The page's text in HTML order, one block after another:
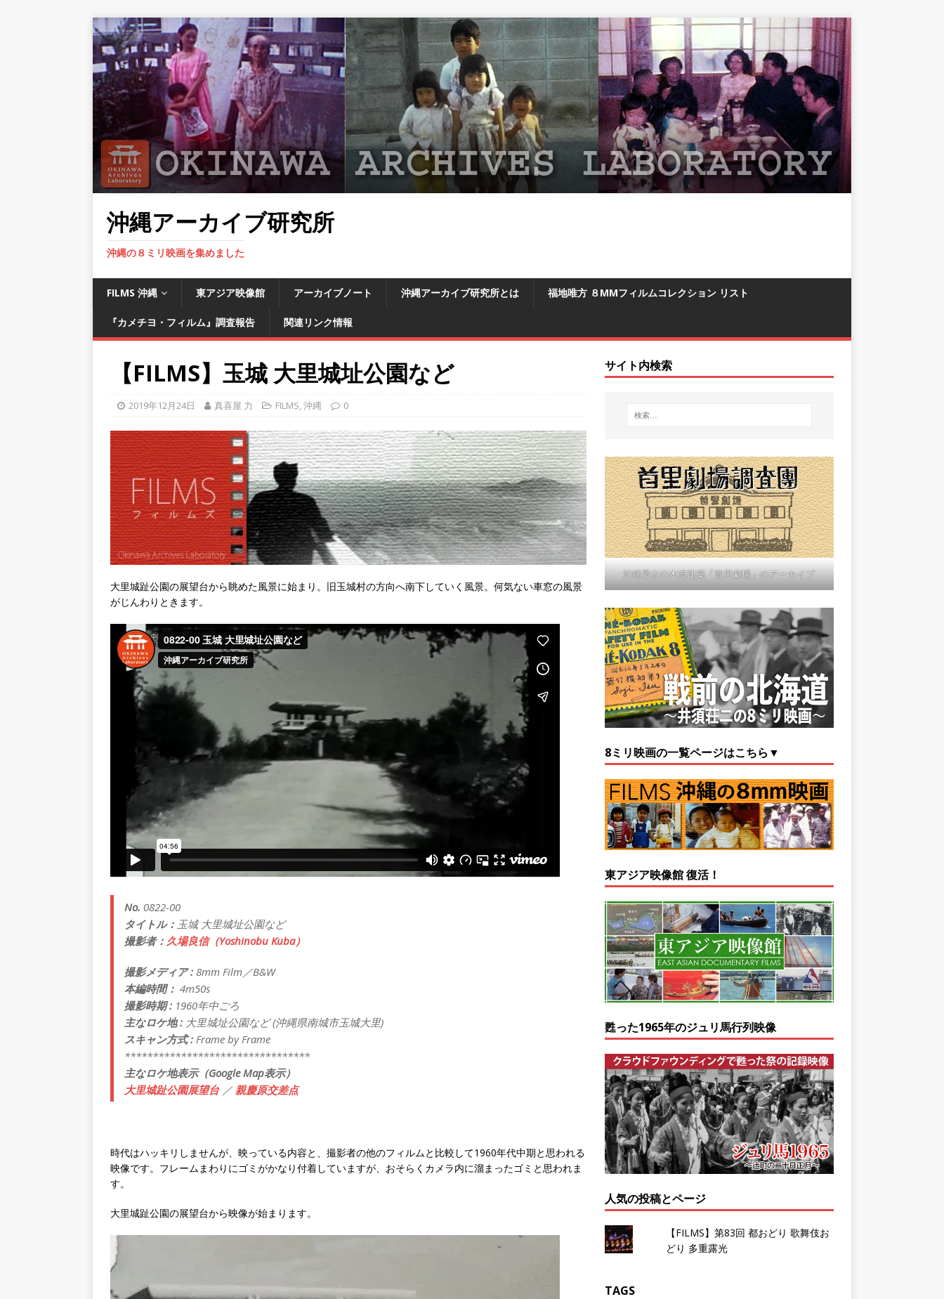
沖縄アーカイブ研究所
沖縄の８ミリ映画を集めました
FILMS 沖縄 東アジア映像館 アーカイブノート 沖縄アーカイブ研究所とは 福地唯方 ８MMフィルムコレクション リスト
『カメチヨ・フィルム』調査報告 関連リンク情報
【FILMS】玉城 大里城址公園など
2019年12月24日 真喜屋 力 FILMS,沖縄 0
大里城趾公園の展望台から眺めた風景に始まり。旧玉城村の方向へ南下していく風景。何気ない車窓の風景
がじんわりときます。
No. 0822-00
タイトル： 玉城 大里城址公園など
撮影者： 久場良信（Yoshinobu Kuba）
撮影メディア : 8mm Film／B&W
本編時間： 4m50s
撮影時期 : 1960年中ごろ
主なロケ地 : 大里城址公園など (沖縄県南城市玉城大里)
スキャン方式 : Frame by Frame
*********************************
主なロケ地表示（Google Map表示）
大里城趾公園展望台／ 親慶原交差点
時代はハッキリしませんが、映っている内容と、撮影者の他のフィルムと比較して1960年代中期と思われる
映像です。フレームまわりにゴミがかなり付着していますが、おそらくカメラ内に溜まったゴミと思われま
す。
大里城趾公園の展望台から映像が始まります。
サイト内検索
沖縄最古の木造建築「首里劇場」のアーカイブ
8ミリ映画の一覧ページはこちら▼
東アジア映像館 復活！
甦った1965年のジュリ馬行列映像
人気の投稿とページ
【FILMS】第83回 都おどり 歌舞伎お
どり 多重露光
TAGS